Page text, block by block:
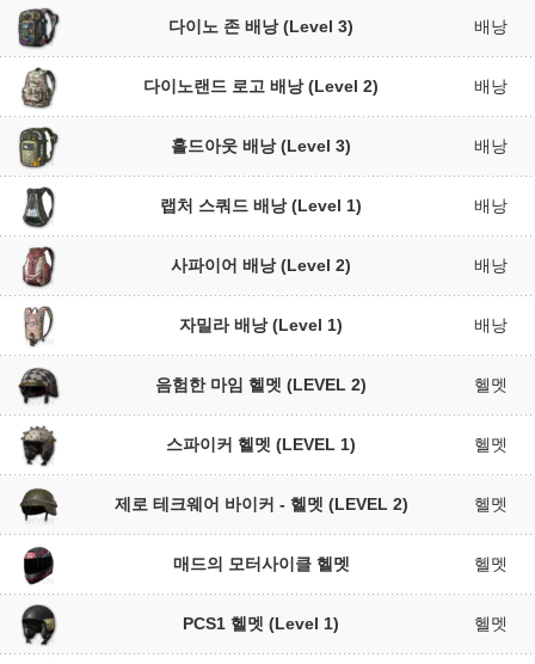
다이노 존 배낭 (Level 3) 배낭
다이노랜드 로고 배낭 (Level 2) 배낭
홀드아웃 배낭 (Level 3) 배낭
랩처 스쿼드 배낭 (Level 1) 배낭
사파이어 배낭 (Level 2) 배낭
자밀라 배낭 (Level 1) 배낭
음험한 마임 헬멧 (LEVEL 2) 헬멧
스파이커 헬멧 (LEVEL 1) 헬멧
제로 테크웨어 바이커 - 헬멧 (LEVEL 2) 헬멧
매드의 모터사이클 헬멧 헬멧
PCS1 헬멧 (Level 1) 헬멧